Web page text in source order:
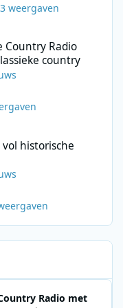
weergaven
Country Radio
country
historische
Radio met